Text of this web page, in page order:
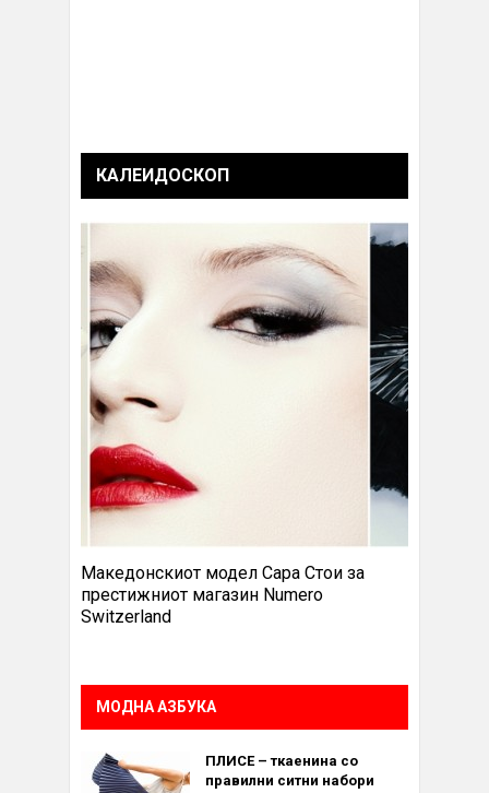
КАЛЕИДОСКОП
Македонскиот модел Сара Стои за
престижниот магазин Numero
Switzerland
МОДНА АЗБУКА
ПЛИСЕ – ткаенина со
правилни ситни набори